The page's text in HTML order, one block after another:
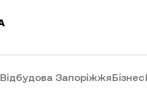
Відбудова ЗапоріжжяБізнес